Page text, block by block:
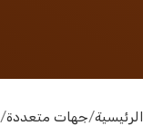
الرئيسية جهات متعددة